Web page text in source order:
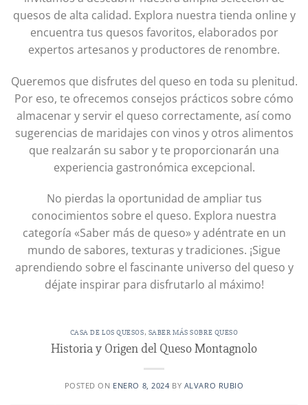
quesos de alta calidad. Explora nuestra tienda online y
encuentra tus quesos favoritos, elaborados por
expertos artesanos y productores de renombre.
Queremos que disfrutes del queso en toda su plenitud.
Por eso, te ofrecemos consejos prácticos sobre cómo
almacenar y servir el queso correctamente, así como
sugerencias de maridajes con vinos y otros alimentos
que realzarán su sabor y te proporcionarán una
experiencia gastronómica excepcional.
No pierdas la oportunidad de ampliar tus
conocimientos sobre el queso. Explora nuestra
categoría «Saber más de queso» y adéntrate en un
mundo de sabores, texturas y tradiciones. ¡Sigue
aprendiendo sobre el fascinante universo del queso y
déjate inspirar para disfrutarlo al máximo!
CASA DE LOS QUESOS, SABER MÁS SOBRE QUESO
Historia y Origen del Queso Montagnolo
POSTED ON ENERO 8, 2024 BY ALVARO RUBIO